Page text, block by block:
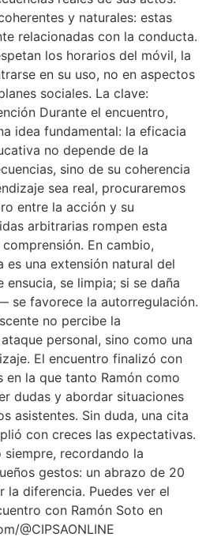
y naturales: estas
relacionadas con la conducta.
los horarios del móvil, la
en su uso, no en aspectos
sociales. La clave:
Durante el encuentro,
idea fundamental: la eficacia
no depende de la
sino de su coherencia
sea real, procuraremos
entre la acción y su
arbitrarias rompen esta
En cambio,
es una extensión natural del
se limpia; si se daña
se favorece la autorregulación.
no percibe la
personal, sino como una
El encuentro finalizó con
en la que tanto Ramón como
dudas y abordar situaciones
asistentes. Sin duda, una cita
con creces las expectativas.
recordando la
gestos: un abrazo de 20
la diferencia. Puedes ver el
con Ramón Soto en
@CIPSAONLINE